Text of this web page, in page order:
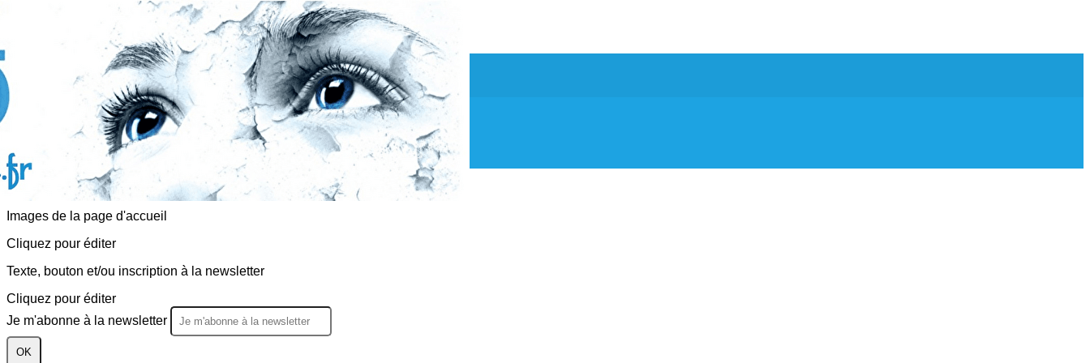
Exporter les lignes sélectionnées
Exporter toutes les colonnes
Exporter uniquement les colonnes affichées
Menu
<
Actualités
Evènements
?>
Images de la page d'accueil
Cliquez pour éditer
Texte, bouton et/ou inscription à la newsletter
Cliquez pour éditer
Je m'abonne à la newsletter
OK